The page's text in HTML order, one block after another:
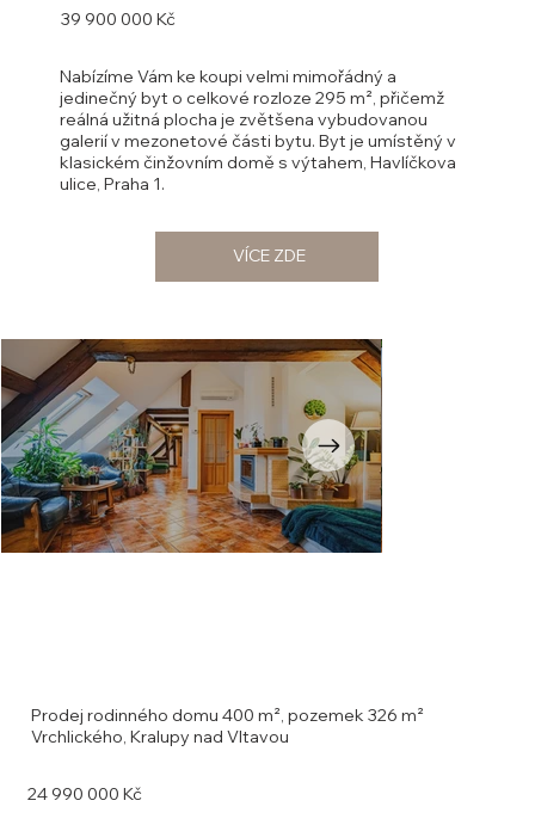
39 900 000 Kč
Nabízíme Vám ke koupi velmi mimořádný a
jedinečný byt o celkové rozloze 295 m², přičemž
reálná užitná plocha je zvětšena vybudovanou
galerií v mezonetové části bytu. Byt je umístěný v
klasickém činžovním domě s výtahem, Havlíčkova
ulice, Praha 1.
VÍCE ZDE
Prodej rodinného domu 400 m², pozemek 326 m²
Vrchlického, Kralupy nad Vltavou
24 990 000 Kč